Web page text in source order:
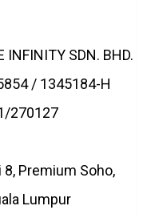
INFINITY SDN. BHD.
/ 1345184-H
270127
8, Premium Soho,
Lumpur